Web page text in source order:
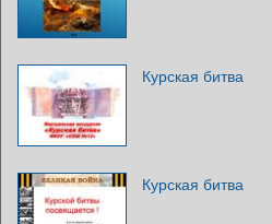
Курская битва
Курская битва